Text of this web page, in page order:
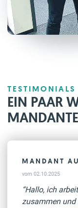
TESTIMONIALS
EIN PAAR
MANDANT
vom 02.10.2025
“Hallo, ich
zusammen und